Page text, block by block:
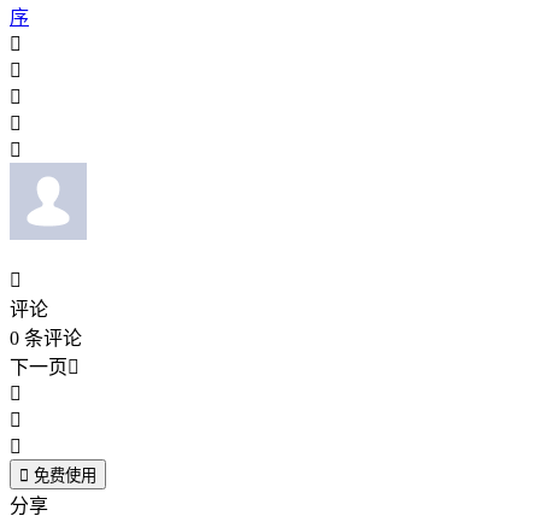
序






评论
0 条评论
下一页



 免费使用
分享